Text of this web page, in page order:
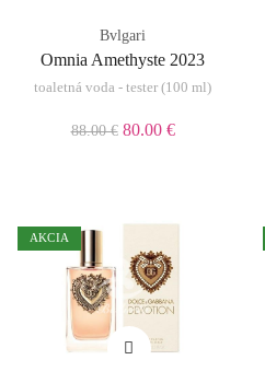
Bvlgari
Omnia Amethyste 2023
toaletná voda - tester (100 ml)
88.00 € 80.00 €
AKCIA